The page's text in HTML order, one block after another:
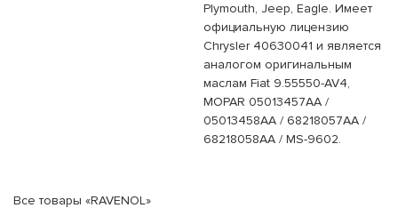
Plymouth, Jeep, Eagle. Имеет
официальную лицензию
Chrysler 40630041 и является
аналогом оригинальным
маслам Fiat 9.55550-AV4,
MOPAR 05013457AA /
05013458AA / 68218057AA /
68218058AA / MS-9602.
Все товары «RAVENOL»